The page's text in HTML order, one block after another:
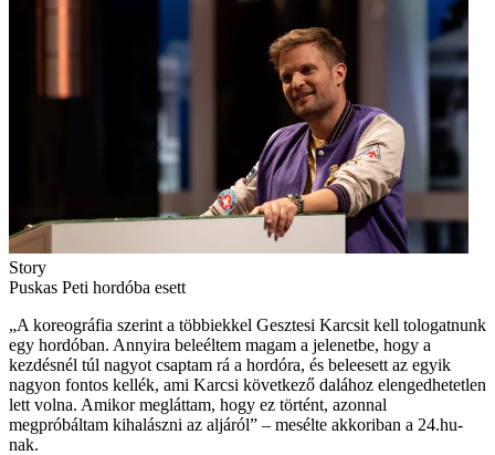
Story
Puskas Peti hordóba esett
„A koreográfia szerint a többiekkel Gesztesi Karcsit kell tologatnunk
egy hordóban. Annyira beleéltem magam a jelenetbe, hogy a
kezdésnél túl nagyot csaptam rá a hordóra, és beleesett az egyik
nagyon fontos kellék, ami Karcsi következő dalához elengedhetetlen
lett volna. Amikor megláttam, hogy ez történt, azonnal
megpróbáltam kihalászni az aljáról” – mesélte akkoriban a 24.hu-
nak.